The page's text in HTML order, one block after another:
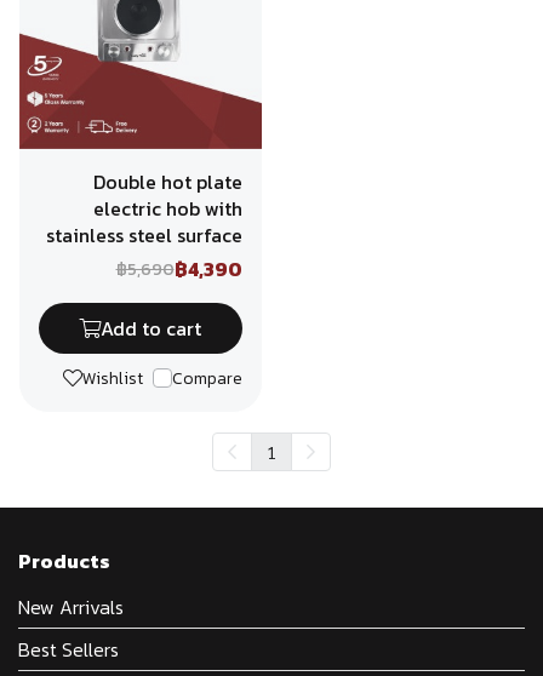
Double hot plate
electric hob with
stainless steel surface
฿5,690฿4,390
Add to cart
Wishlist Compare
1
Products
New Arrivals
Best Sellers